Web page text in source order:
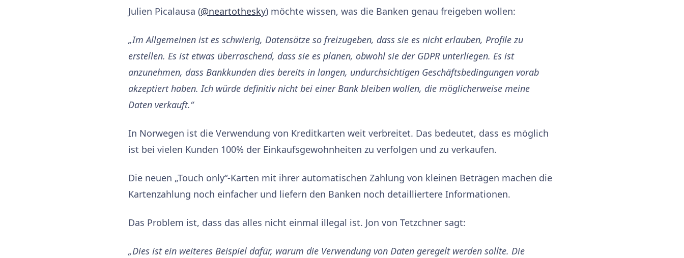
Julien Picalausa (@neartothesky) möchte wissen, was die Banken genau freigeben wollen:
„Im Allgemeinen ist es schwierig, Datensätze so freizugeben, dass sie es nicht erlauben, Profile zu
erstellen. Es ist etwas überraschend, dass sie es planen, obwohl sie der GDPR unterliegen. Es ist
anzunehmen, dass Bankkunden dies bereits in langen, undurchsichtigen Geschäftsbedingungen vorab
akzeptiert haben. Ich würde definitiv nicht bei einer Bank bleiben wollen, die möglicherweise meine
Daten verkauft.“
In Norwegen ist die Verwendung von Kreditkarten weit verbreitet. Das bedeutet, dass es möglich
ist bei vielen Kunden 100% der Einkaufsgewohnheiten zu verfolgen und zu verkaufen.
Die neuen „Touch only“-Karten mit ihrer automatischen Zahlung von kleinen Beträgen machen die
Kartenzahlung noch einfacher und liefern den Banken noch detailliertere Informationen.
Das Problem ist, dass das alles nicht einmal illegal ist. Jon von Tetzchner sagt:
„Dies ist ein weiteres Beispiel dafür, warum die Verwendung von Daten geregelt werden sollte. Die